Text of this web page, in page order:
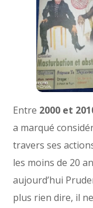
Entre 2000 et
a marqué
travers ses
les moins de 20
aujourd’hui
plus rien dire, il